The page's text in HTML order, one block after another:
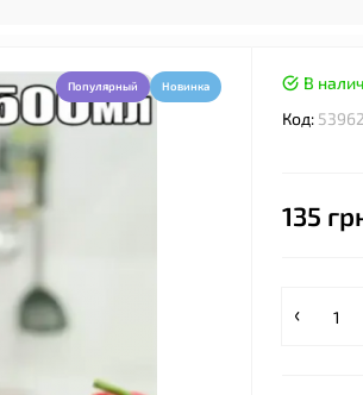
Популярный Новинка
В
Код: 53962
135